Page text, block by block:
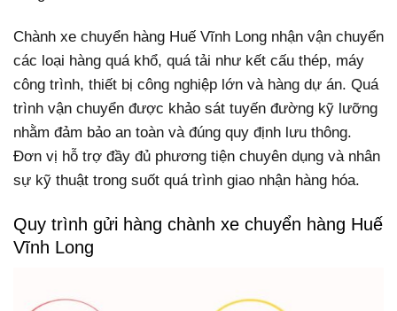
Chành xe chuyển hàng Huế Vĩnh Long nhận vận chuyển
các loại hàng quá khổ, quá tải như kết cấu thép, máy
công trình, thiết bị công nghiệp lớn và hàng dự án. Quá
trình vận chuyển được khảo sát tuyến đường kỹ lưỡng
nhằm đảm bảo an toàn và đúng quy định lưu thông.
Đơn vị hỗ trợ đầy đủ phương tiện chuyên dụng và nhân
sự kỹ thuật trong suốt quá trình giao nhận hàng hóa.
Quy trình gửi hàng chành xe chuyển hàng Huế
Vĩnh Long